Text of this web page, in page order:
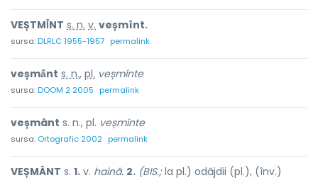
VEȘTMÎ́NT s. n. v. veșmînt.
sursa:DLRLC 1955-1957 permalink
veșmấnt s. n., pl. veșmínte
sursa:DOOM 2 2005 permalink
veșmânt s. n., pl. veșmínte
sursa: Ortografic 2002 permalink
VEȘMÂNT s. 1. v. haină. 2. (BIS.;la pl.) odăjdii (pl.), (înv.)